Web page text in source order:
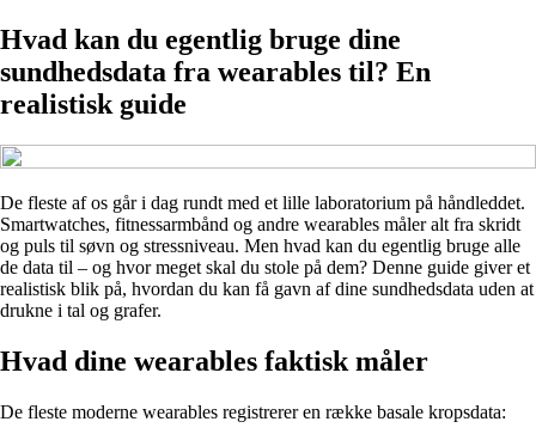
Hvad kan du egentlig bruge dine
sundhedsdata fra wearables til? En
realistisk guide
De fleste af os går i dag rundt med et lille laboratorium på håndleddet.
Smartwatches, fitnessarmbånd og andre wearables måler alt fra skridt
og puls til søvn og stressniveau. Men hvad kan du egentlig bruge alle
de data til – og hvor meget skal du stole på dem? Denne guide giver et
realistisk blik på, hvordan du kan få gavn af dine sundhedsdata uden at
drukne i tal og grafer.
Hvad dine wearables faktisk måler
De fleste moderne wearables registrerer en række basale kropsdata: